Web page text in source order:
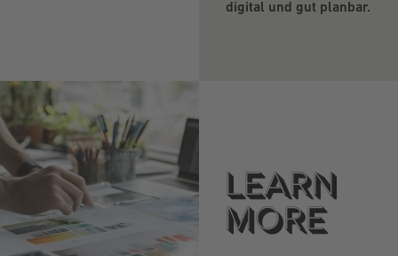
digital und gut planbar.
Learn
more